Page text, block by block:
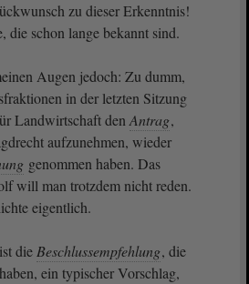
zu dieser Erkenntnis!
die schon lange bekannt sind.
Augen jedoch: Zu dumm,
in der letzten Sitzung
Landwirtschaft den Antrag,
aufzunehmen, wieder
genommen haben. Das
will man trotzdem nicht reden.
eigentlich.
die Beschlussempfehlung, die
ein typischer Vorschlag,